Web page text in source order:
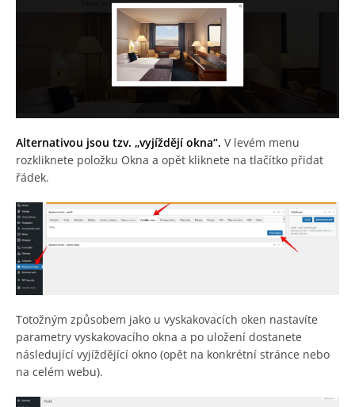
Alternativou jsou tzv. „vyjíždějí okna“. V levém menu
rozkliknete položku Okna a opět kliknete na tlačítko přidat
řádek.
Totožným způsobem jako u vyskakovacích oken nastavíte
parametry vyskakovacího okna a po uložení dostanete
následující vyjíždějící okno (opět na konkrétní stránce nebo
na celém webu).